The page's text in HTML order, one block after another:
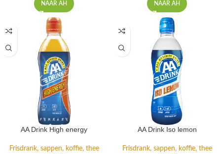
NAAR AH NAAR AH
AA Drink High energy
Frisdrank, sappen, koffie, thee
AA Drink Iso lemon
Frisdrank, sappen, koffie, thee